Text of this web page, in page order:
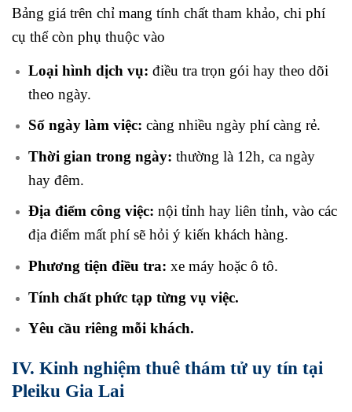
Bảng giá trên chỉ mang tính chất tham khảo, chi phí
cụ thể còn phụ thuộc vào
Loại hình dịch vụ: điều tra trọn gói hay theo dõi
theo ngày.
Số ngày làm việc: càng nhiều ngày phí càng rẻ.
Thời gian trong ngày: thường là 12h, ca ngày
hay đêm.
Địa điểm công việc: nội tỉnh hay liên tỉnh, vào các
địa điểm mất phí sẽ hỏi ý kiến khách hàng.
Phương tiện điều tra: xe máy hoặc ô tô.
Tính chất phức tạp từng vụ việc.
Yêu cầu riêng mỗi khách.
IV. Kinh nghiệm thuê thám tử uy tín tại
Pleiku Gia Lai